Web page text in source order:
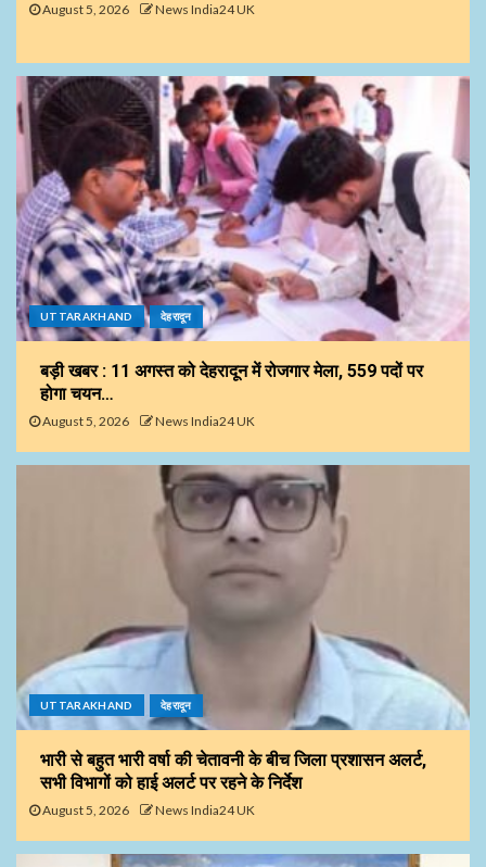
August 5, 2026 News India24 UK
UTTARAKHAND देहरादून
बड़ी खबर : 11 अगस्त को देहरादून में रोजगार मेला, 559 पदों पर
होगा चयन…
August 5, 2026 News India24 UK
UTTARAKHAND देहरादून
भारी से बहुत भारी वर्षा की चेतावनी के बीच जिला प्रशासन अलर्ट,
सभी विभागों को हाई अलर्ट पर रहने के निर्देश
August 5, 2026 News India24 UK